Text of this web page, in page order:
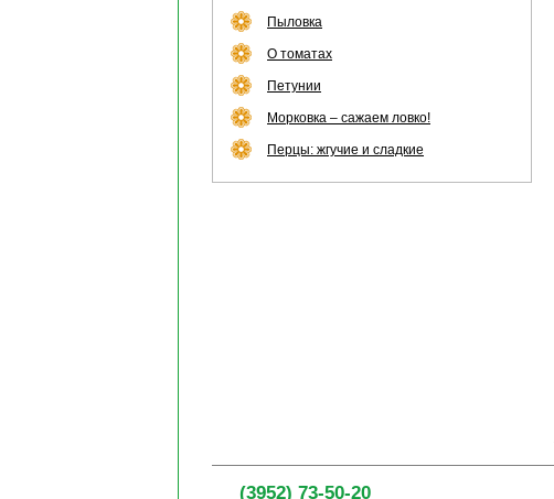
Пыловка
О томатах
Петунии
Морковка – сажаем ловко!
Перцы: жгучие и сладкие
(3952) 73-50-20